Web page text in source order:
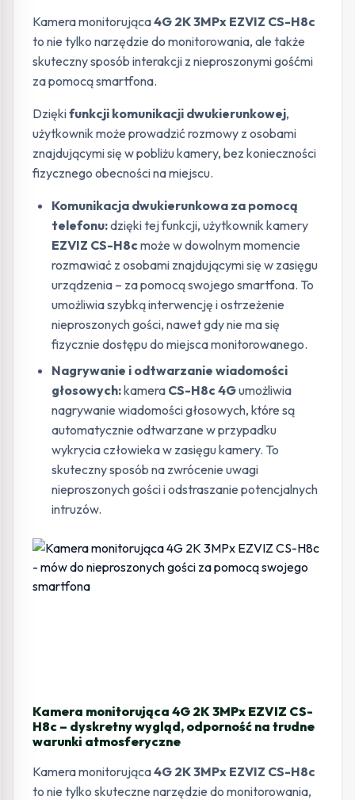
Kamera monitorująca4G 2K 3MPx EZVIZ CS-H8c
to nie tylko narzędzie do monitorowania, ale także
skuteczny sposób interakcji z nieproszonymi gośćmi
za pomocą smartfona.
Dziękifunkcji komunikacji dwukierunkowej,
użytkownik może prowadzić rozmowy z osobami
znajdującymi się w pobliżu kamery, bez konieczności
fizycznego obecności na miejscu.
Komunikacja dwukierunkowa za pomocą
telefonu:dzięki tej funkcji, użytkownik kamery
EZVIZ CS-H8cmoże w dowolnym momencie
rozmawiać z osobami znajdującymi się w zasięgu
urządzenia – za pomocą swojego smartfona. To
umożliwia szybką interwencję i ostrzeżenie
nieproszonych gości, nawet gdy nie ma się
fizycznie dostępu do miejsca monitorowanego.
Nagrywanie i odtwarzanie wiadomości
głosowych:kamera CS-H8c 4Gumożliwia
nagrywanie wiadomości głosowych, które są
automatycznie odtwarzane w przypadku
wykrycia człowieka w zasięgu kamery. To
skuteczny sposób na zwrócenie uwagi
nieproszonych gości i odstraszanie potencjalnych
intruzów.
Kamera monitorująca 4G 2K 3MPx EZVIZ CS-
H8c – dyskretny wygląd, odporność na trudne
warunki atmosferyczne
Kamera monitorująca4G 2K 3MPx EZVIZ CS-H8c
to nie tylko skuteczne narzędzie do monitorowania,